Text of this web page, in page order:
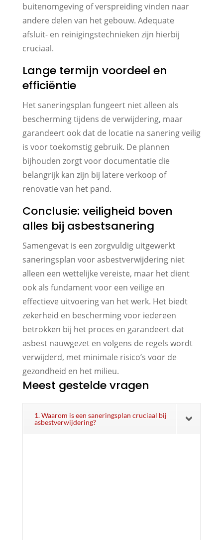
buitenomgeving of verspreiding vinden naar
andere delen van het gebouw. Adequate
afsluit- en reinigingstechnieken zijn hierbij
cruciaal.
Lange termijn voordeel en
efficiëntie
Het saneringsplan fungeert niet alleen als
bescherming tijdens de verwijdering, maar
garandeert ook dat de locatie na sanering veilig
is voor toekomstig gebruik. De plannen
bijhouden zorgt voor documentatie die
belangrijk kan zijn bij latere verkoop of
renovatie van het pand.
Conclusie: veiligheid boven
alles bij asbestsanering
Samengevat is een zorgvuldig uitgewerkt
saneringsplan voor asbestverwijdering niet
alleen een wettelijke vereiste, maar het dient
ook als fundament voor een veilige en
effectieve uitvoering van het werk. Het biedt
zekerheid en bescherming voor iedereen
betrokken bij het proces en garandeert dat
asbest nauwgezet en volgens de regels wordt
verwijderd, met minimale risico’s voor de
gezondheid en het milieu.
Meest gestelde vragen
1. Waarom is een saneringsplan cruciaal bij
asbestverwijdering?